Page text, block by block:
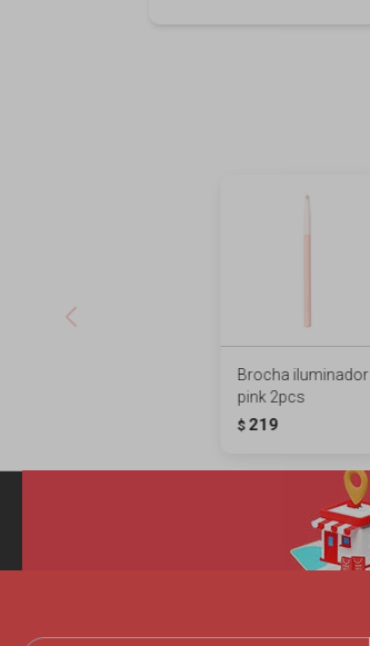
Brocha iluminador
pink 2pcs
$ 219